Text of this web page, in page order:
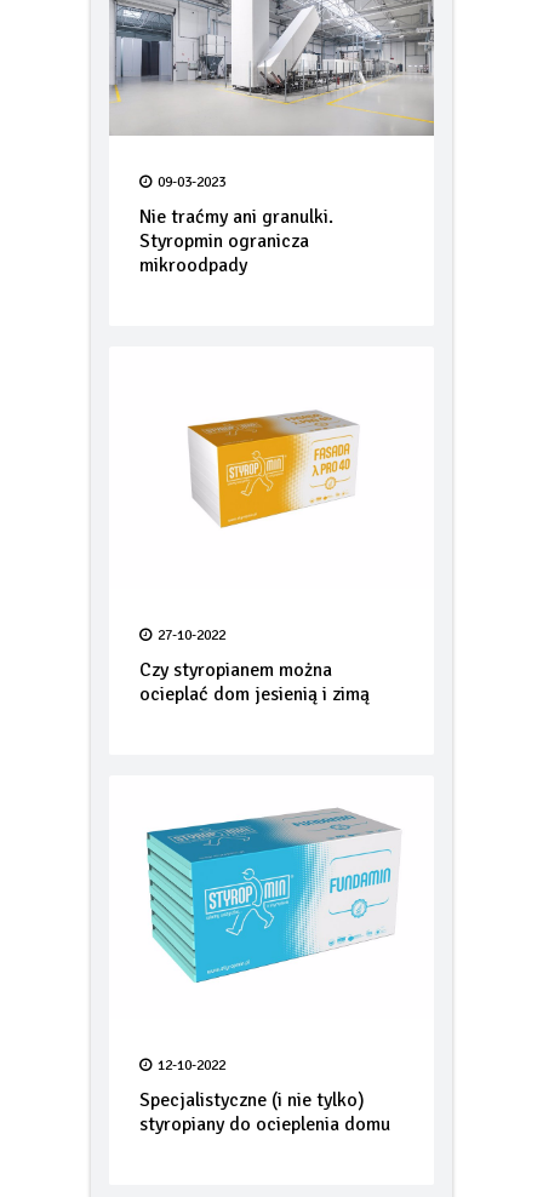
09-03-2023
Nie traćmy ani granulki.
Styropmin ogranicza
27-10-2022
Czy styropianem można
12-10-2022
Specjalistyczne (i nie tylko)